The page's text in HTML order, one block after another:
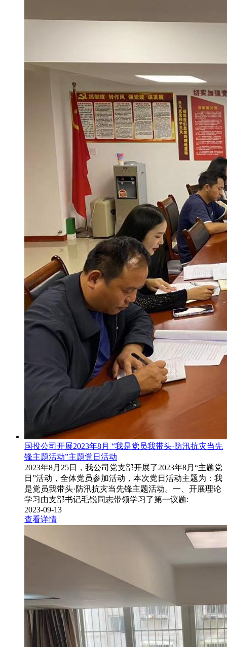
国投公司开展2023年8月 “我是党员我带头·防汛抗灾当先
锋主题活动”主题党日活动
2023年8月25日，我公司党支部开展了2023年8月“主题党
日”活动，全体党员参加活动，本次党日活动主题为：我
是党员我带头·防汛抗灾当先锋主题活动。一、开展理论
学习由支部书记毛锐同志带领学习了第一议题:
2023-09-13
查看详情